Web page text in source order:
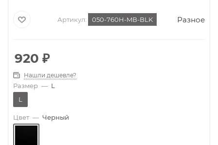
Артикул: 050-760H-MB-BLK Разное
920 ₽
Нашли дешевле?
Размер — L
L
Цвет — Черный